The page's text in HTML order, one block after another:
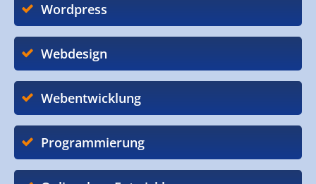
Wordpress
Webdesign
Webentwicklung
Programmierung